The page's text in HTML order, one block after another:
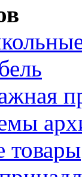
товары